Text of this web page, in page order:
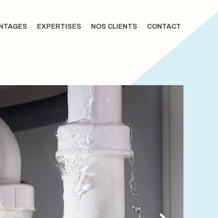
EXPERTISES NOS CLIENTS CONTACT